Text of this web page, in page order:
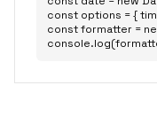
const options = {
const formatter =